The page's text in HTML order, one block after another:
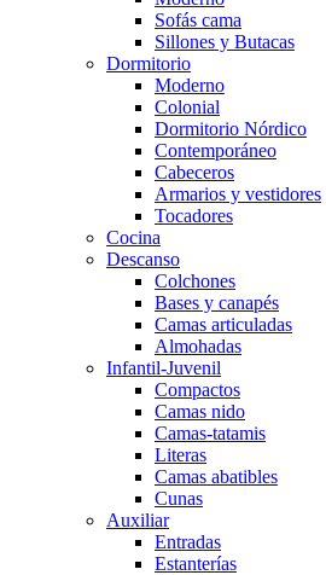
Sofás cama
Sillones y Butacas
Dormitorio
Moderno
Colonial
Dormitorio Nórdico
Contemporáneo
Cabeceros
Armarios y vestidores
Tocadores
Cocina
Descanso
Colchones
Bases y canapés
Camas articuladas
Almohadas
Infantil-Juvenil
Compactos
Camas nido
Camas-tatamis
Literas
Camas abatibles
Cunas
Auxiliar
Entradas
Estanterías